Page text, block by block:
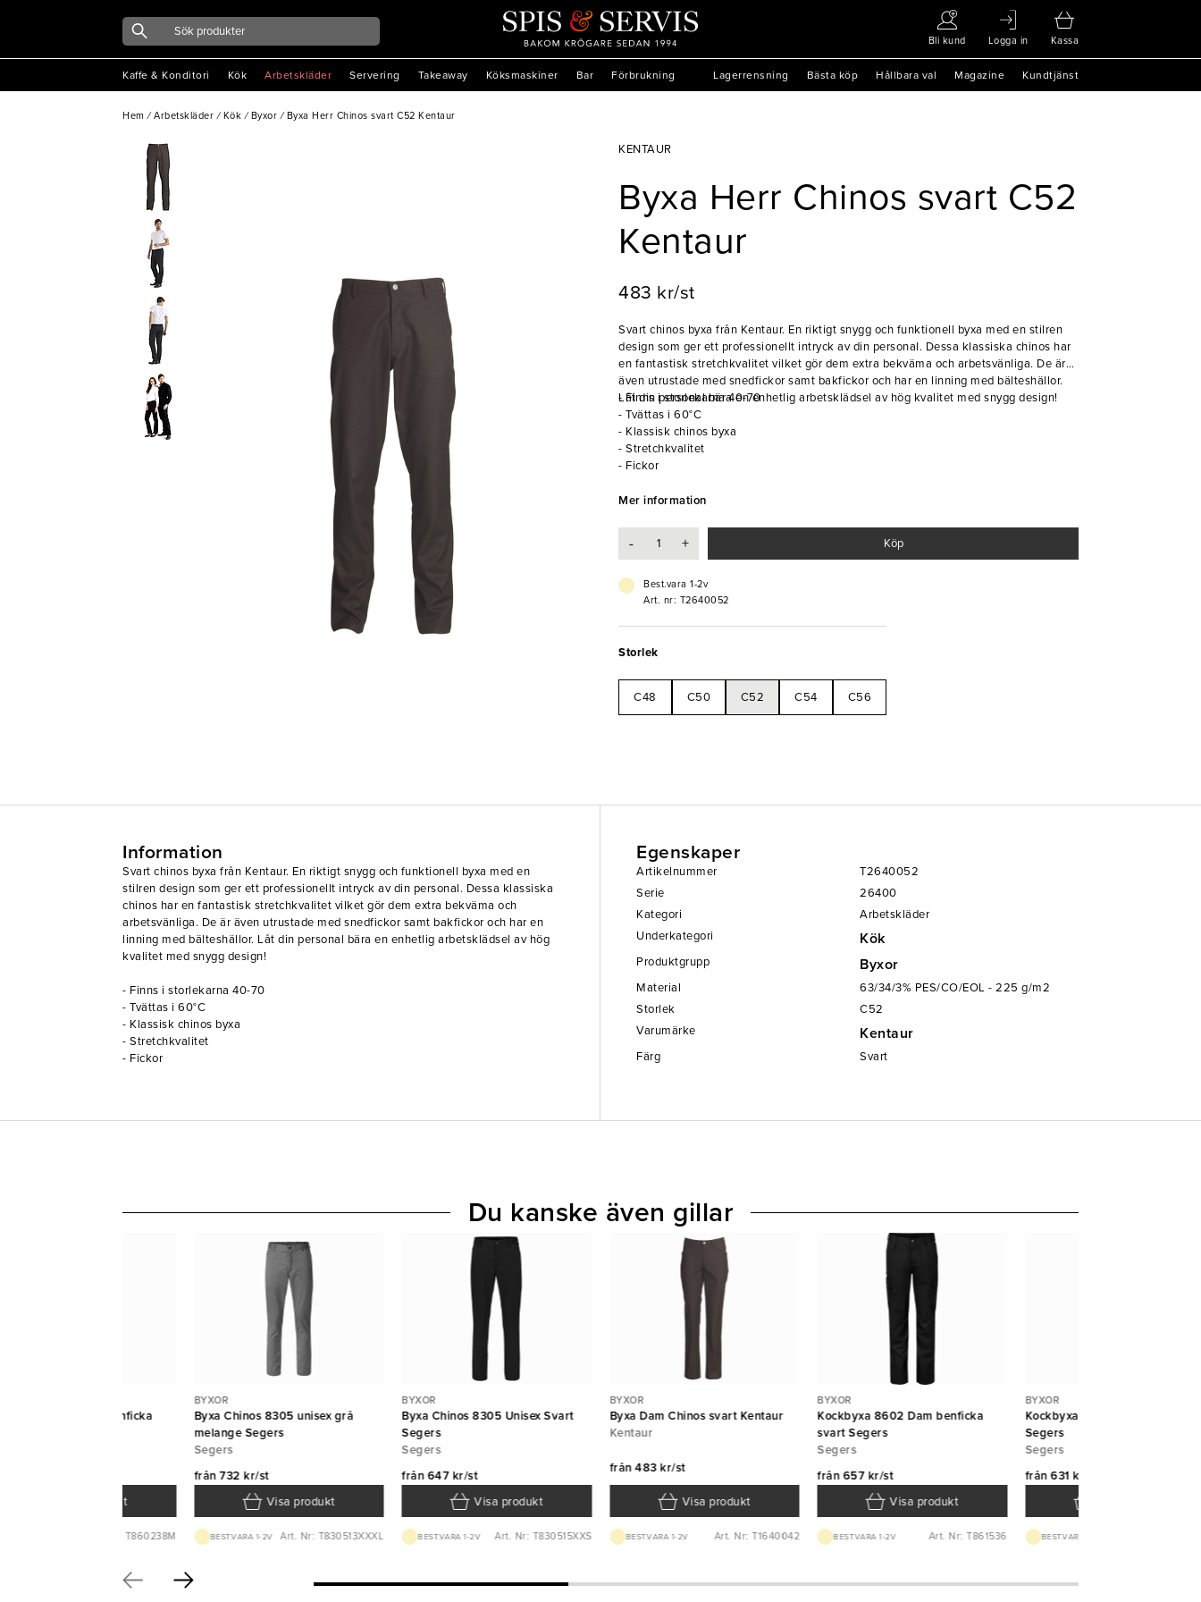
Bli kund Logga in Kassa
Kaffe & Konditori Kök Arbetskläder Servering Takeaway Köksmaskiner Bar Förbrukning Lagerrensning Bästa köp Hållbara val Magazine Kundtjänst
Hem / Arbetskläder / Kök / Byxor / Byxa Herr Chinos svart C52 Kentaur
KENTAUR
Byxa Herr Chinos svart C52
Kentaur
483 kr/st
Svart chinos byxa från Kentaur. En riktigt snygg och funktionell byxa med en stilren
design som ger ett professionellt intryck av din personal. Dessa klassiska chinos har
en fantastisk stretchkvalitet vilket gör dem extra bekväma och arbetsvänliga. De är
även utrustade med snedfickor samt bakfickor och har en linning med bälteshällor.
Låt din personal bära en enhetlig arbetsklädsel av hög kvalitet med snygg design!
- Finns i storlekarna 40-70
- Tvättas i 60°C
- Klassisk chinos byxa
- Stretchkvalitet
- Fickor
Mer information
- + Köp
Best.vara 1-2v
Art. nr: T2640052
Storlek
C48 C50 C52 C54 C56
Information
Svart chinos byxa från Kentaur. En riktigt snygg och funktionell byxa med en
stilren design som ger ett professionellt intryck av din personal. Dessa klassiska
chinos har en fantastisk stretchkvalitet vilket gör dem extra bekväma och
arbetsvänliga. De är även utrustade med snedfickor samt bakfickor och har en
linning med bälteshällor. Låt din personal bära en enhetlig arbetsklädsel av hög
kvalitet med snygg design!
- Finns i storlekarna 40-70
- Tvättas i 60°C
- Klassisk chinos byxa
- Stretchkvalitet
- Fickor
Egenskaper
Artikelnummer
T2640052
Serie
26400
Kategori
Arbetskläder
Underkategori
Kök
Produktgrupp Byxor
Material
63/34/3% PES/CO/EOL - 225 g/m2
Storlek
C52
Varumärke
Kentaur
Färg Svart
8602 Dam benficka
Visa produkt
Art. Nr: T860238M
BYXOR
Byxa Chinos 8305 unisex grå
melange Segers
Segers
från732 kr/st
Visa produkt
BEST.VARA 1-2V Art. Nr: T830513XXXL
BYXOR
Byxa Chinos 8305 Unisex Svart
Segers
Segers
från647 kr/st
Visa produkt
BEST.VARA 1-2V Art. Nr: T830515XXS
BYXOR
Byxa Dam Chinos svart Kentaur
Kentaur
från483 kr/st
Visa produkt
BEST.VARA 1-2V Art. Nr: T1640042
BYXOR
Kockbyxa 8602 Dam benficka
svart Segers
Segers
från657 kr/st
Visa produkt
BEST.VARA 1-2V Art. Nr: T861536
BYXOR
Kockbyxa 8626 Dam Pepita
Segers
Segers
från631 kr/st
BEST.VARA 1-2V
Du kanske även gillar